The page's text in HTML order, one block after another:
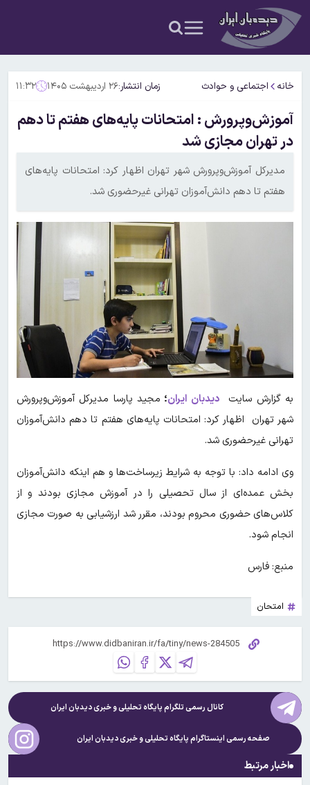
خانه اجتماعی و حوادث زمان انتشار:۲۶ اردیبهشت ۱۴۰۵ ۱۱:۳۲
آموزش‌وپرورش :‌ امتحانات پایه‌های هفتم تا دهم
در تهران مجازی شد
مدیرکل آموزش‌وپرورش شهر تهران اظهار کرد: امتحانات پایه‌های
هفتم تا دهم دانش‌آموزان تهرانی غیرحضوری شد.
به گزارش سایت دیدبان ایران؛ مجید پارسا مدیرکل آموزش‌وپرورش
شهر تهران اظهار کرد: امتحانات پایه‌های هفتم تا دهم دانش‌آموزان
تهرانی غیرحضوری شد.
وی ادامه داد: با توجه به شرایط زیرساخت‌ها و هم اینکه دانش‌آموزان
بخش عمده‌ای از سال تحصیلی را در آموزش مجازی بودند و از
کلاس‌های حضوری محروم بودند، مقرر شد ارزشیابی به صورت مجازی
انجام شود.
منبع: فارس
امتحان
کانال رسمی تلگرام پایگاه تحلیلی و خبریدیدبان ایران
صفحه رسمی اینستاگرام پایگاه تحلیلی و خبریدیدبان ایران
اخبار مرتبط